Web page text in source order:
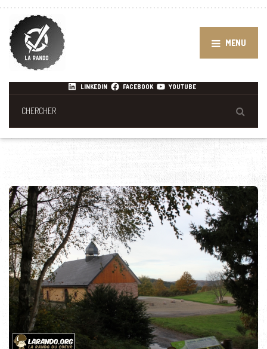
MENU
LINKEDIN FACEBOOK YOUTUBE